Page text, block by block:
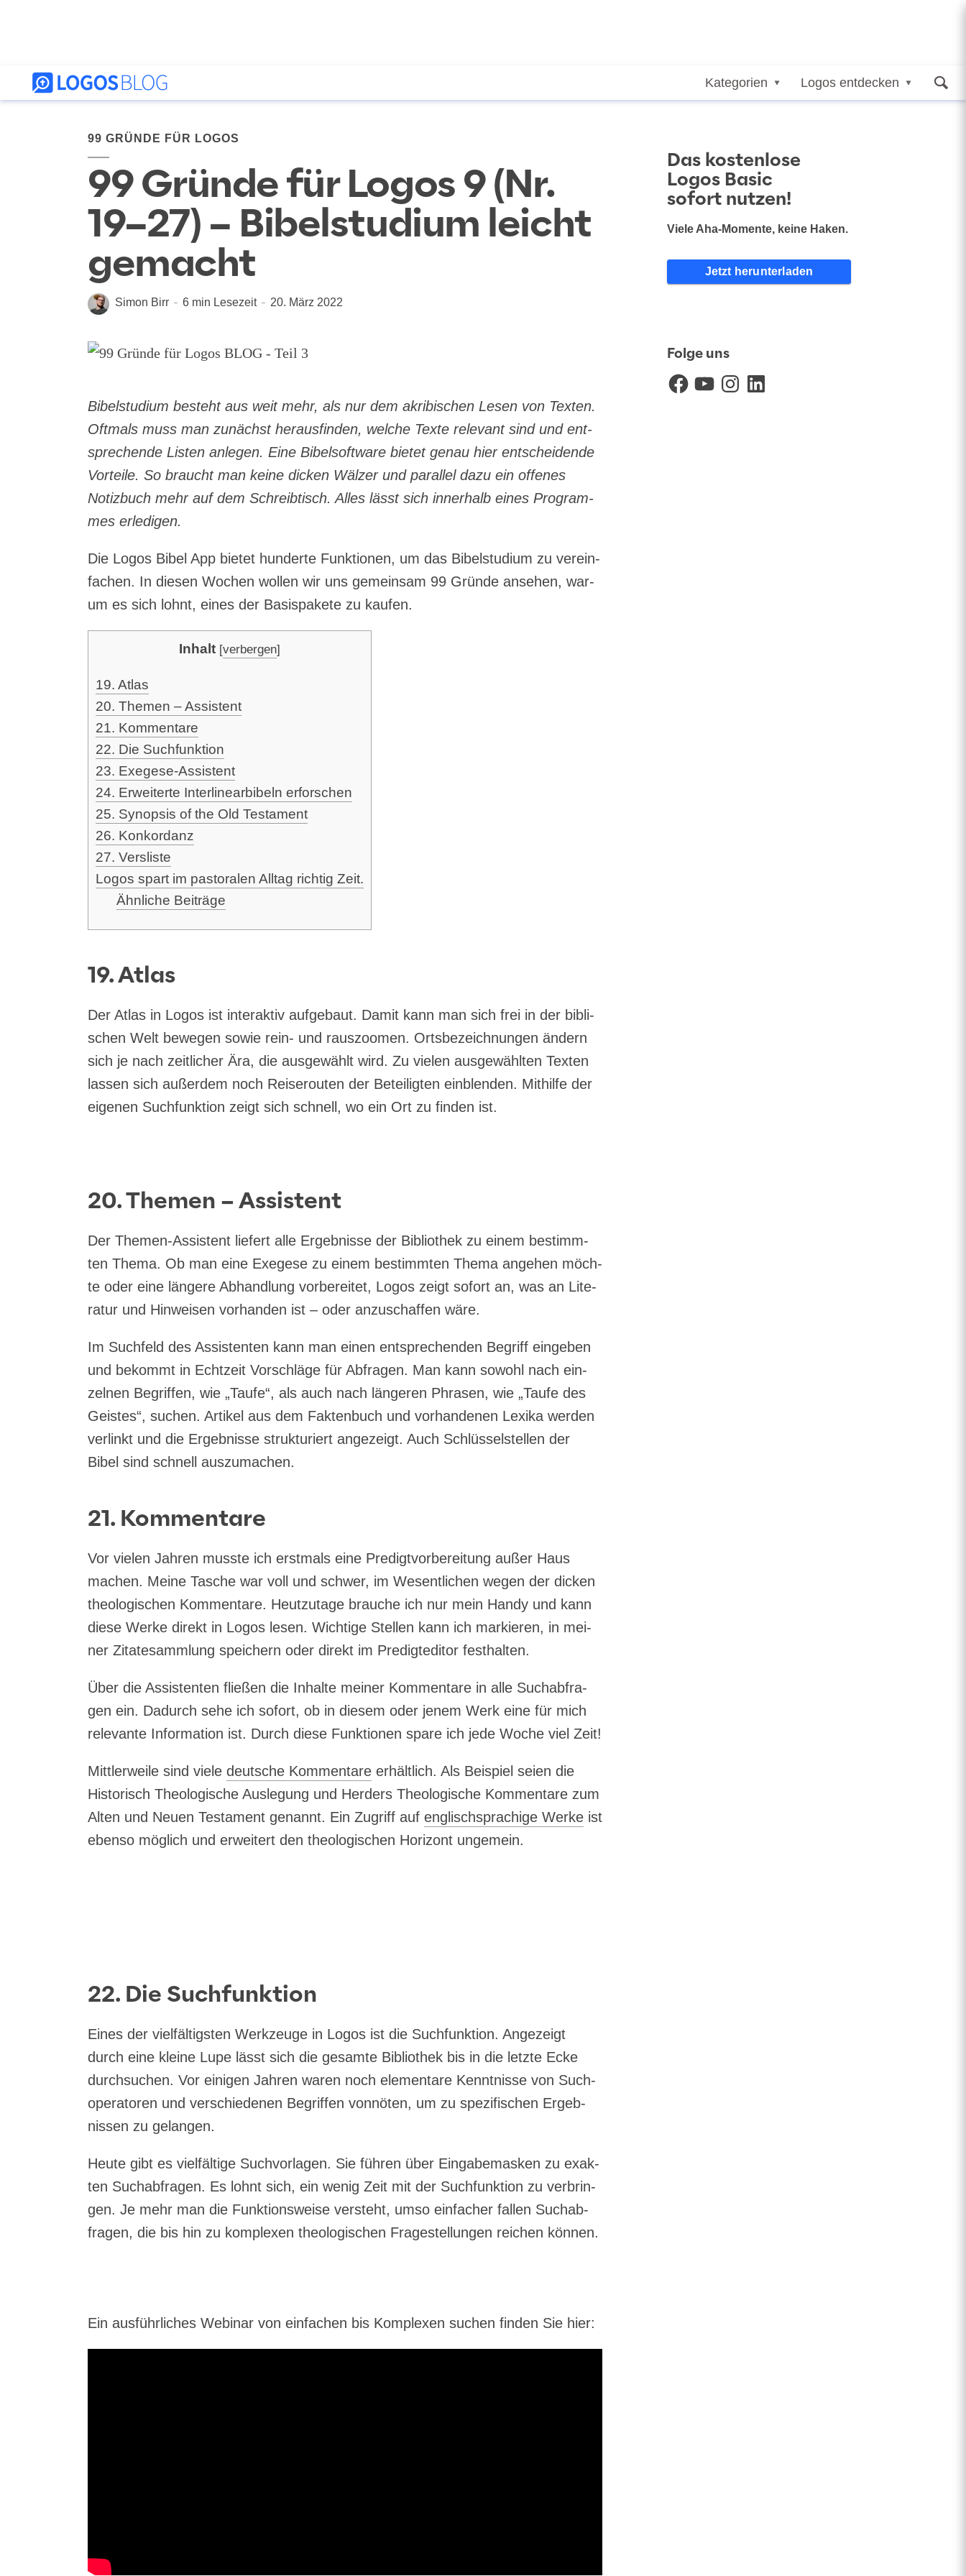
Kategorien Logos entdecken
99 GRÜNDE FÜR LOGOS
99 Gründe für Logos 9 (Nr.
19–27) – Bibelstudium leicht
gemacht
Simon Birr 6 min Lesezeit 20. März 2022
Bibel­stu­di­um besteht aus weit mehr, als nur dem akri­bi­schen Lesen von Tex­ten.
Oft­mals muss man zunächst her­aus­fin­den, wel­che Tex­te rele­vant sind und ent­
spre­chen­de Lis­ten anle­gen. Eine Bibel­soft­ware bie­tet genau hier ent­schei­den­de
Vor­tei­le. So braucht man kei­ne dicken Wäl­zer und par­al­lel dazu ein offe­nes
Notiz­buch mehr auf dem Schreib­tisch. Alles lässt sich inner­halb eines Pro­gram­
mes erledigen.
Die Logos Bibel App bie­tet hun­der­te Funk­tio­nen, um das Bibel­stu­di­um zu ver­ein­
fa­chen. In die­sen Wochen wol­len wir uns gemein­sam 99 Grün­de anse­hen, war­
um es sich lohnt, eines der Basis­pa­ke­te zu kaufen.
Inhalt [verbergen]
19. Atlas
20. The­men – Assistent
21. Kom­men­ta­re
22. Die Suchfunktion
23. Exege­se-Assis­tent
24. Erwei­ter­te Inter­li­near­bi­beln erforschen
25. Syn­op­sis of the Old Testament
26. Kon­kor­danz
27. Vers­lis­te
Logos spart im pas­to­ra­len All­tag rich­tig Zeit.
Ähn­li­che Beiträge
19. Atlas
Der Atlas in Logos ist inter­ak­tiv auf­ge­baut. Damit kann man sich frei in der bibli­
schen Welt bewe­gen sowie rein- und raus­zoo­men. Orts­be­zeich­nun­gen ändern
sich je nach zeit­li­cher Ära, die aus­ge­wählt wird. Zu vie­len aus­ge­wähl­ten Tex­ten
las­sen sich außer­dem noch Rei­se­rou­ten der Betei­lig­ten ein­blen­den. Mit­hil­fe der
eige­nen Such­funk­ti­on zeigt sich schnell, wo ein Ort zu fin­den ist.
20. Themen – Assistent
Der The­men-Assis­tent lie­fert alle Ergeb­nis­se der Biblio­thek zu einem bestimm­
ten The­ma. Ob man eine Exege­se zu einem bestimm­ten The­ma ange­hen möch­
te oder eine län­ge­re Abhand­lung vor­be­rei­tet, Logos zeigt sofort an, was an Lite­
ra­tur und Hin­wei­sen vor­han­den ist – oder anzu­schaf­fen wäre.
Im Such­feld des Assis­ten­ten kann man einen ent­spre­chen­den Begriff ein­ge­ben
und bekommt in Echt­zeit Vor­schlä­ge für Abfra­gen. Man kann sowohl nach ein­
zel­nen Begrif­fen, wie „Tau­fe“, als auch nach län­ge­ren Phra­sen, wie „Tau­fe des
Geis­tes“, suchen. Arti­kel aus dem Fak­ten­buch und vor­han­de­nen Lexi­ka wer­den
ver­linkt und die Ergeb­nis­se struk­tu­riert ange­zeigt. Auch Schlüs­sel­stel­len der
Bibel sind schnell auszumachen.
21. Kommentare
Vor vie­len Jah­ren muss­te ich erst­mals eine Pre­digt­vor­be­rei­tung außer Haus
machen. Mei­ne Tasche war voll und schwer, im Wesent­li­chen wegen der dicken
theo­lo­gi­schen Kom­men­ta­re. Heut­zu­ta­ge brau­che ich nur mein Han­dy und kann
die­se Wer­ke direkt in Logos lesen. Wich­ti­ge Stel­len kann ich mar­kie­ren, in mei­
ner Zita­te­samm­lung spei­chern oder direkt im Pre­dig­tedi­tor festhalten.
Über die Assis­ten­ten flie­ßen die Inhal­te mei­ner Kom­men­ta­re in alle Such­ab­fra­
gen ein. Dadurch sehe ich sofort, ob in die­sem oder jenem Werk eine für mich
rele­van­te Infor­ma­ti­on ist. Durch die­se Funk­tio­nen spa­re ich jede Woche viel Zeit!
Mitt­ler­wei­le sind vie­le deut­sche Kom­men­ta­re erhält­lich. Als Bei­spiel sei­en die
His­to­risch Theo­lo­gi­sche Aus­le­gung und Her­ders Theo­lo­gi­sche Kom­men­ta­re zum
Alten und Neu­en Tes­ta­ment genannt. Ein Zugriff auf eng­lisch­spra­chi­ge Wer­ke ist
eben­so mög­lich und erwei­tert den theo­lo­gi­schen Hori­zont ungemein.
22. Die Suchfunktion
Eines der viel­fäl­tigs­ten Werk­zeu­ge in Logos ist die Such­funk­ti­on. Ange­zeigt
durch eine klei­ne Lupe lässt sich die gesam­te Biblio­thek bis in die letz­te Ecke
durch­su­chen. Vor eini­gen Jah­ren waren noch ele­men­ta­re Kennt­nis­se von Such­
ope­ra­to­ren und ver­schie­de­nen Begrif­fen von­nö­ten, um zu spe­zi­fi­schen Ergeb­
nis­sen zu gelangen.
Heu­te gibt es viel­fäl­ti­ge Such­vor­la­gen. Sie füh­ren über Ein­ga­be­mas­ken zu exak­
ten Such­ab­fra­gen. Es lohnt sich, ein wenig Zeit mit der Such­funk­ti­on zu ver­brin­
gen. Je mehr man die Funk­ti­ons­wei­se ver­steht, umso ein­fa­cher fal­len Such­ab­
fra­gen, die bis hin zu kom­ple­xen theo­lo­gi­schen Fra­ge­stel­lun­gen rei­chen können.
Ein aus­führ­li­ches Web­i­nar von ein­fa­chen bis Kom­ple­xen suchen fin­den Sie hier:
Das kostenlose
Logos Basic
sofort nutzen!
Viele Aha-Momente, keine Haken.
Jetzt herunterladen
Folge uns
FacebookYouTubeInstagramLinkedIn